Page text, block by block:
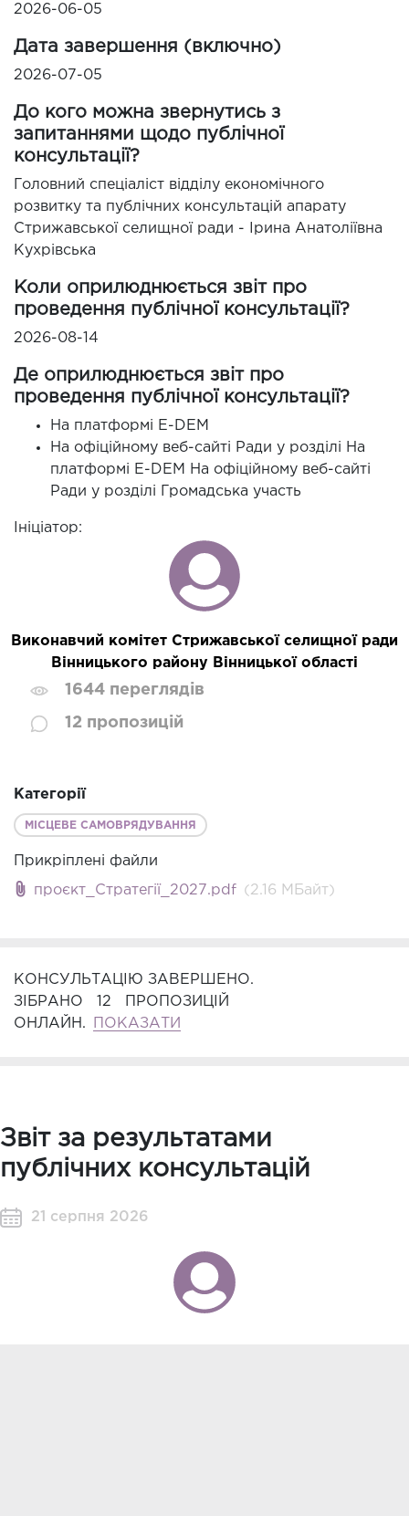
2026-06-05
Дата завершення (включно)
2026-07-05
До кого можна звернутись з
запитаннями щодо публічної
консультації?
Головний спеціаліст відділу економічного
розвитку та публічних консультацій апарату
Стрижавської селищної ради - Ірина Анатоліївна
Кухрівська
Коли оприлюднюється звіт про
проведення публічної консультації?
2026-08-14
Де оприлюднюється звіт про
проведення публічної консультації?
На платформі E-DEM
На офіційному веб-сайті Ради у розділі На
платформі E-DEM На офіційному веб-сайті
Ради у розділі Громадська участь
Ініціатор:
Виконавчий комітет Стрижавської селищної ради
Вінницького району Вінницької області
1644 переглядів
12 пропозицій
Категорії
МІСЦЕВЕ САМОВРЯДУВАННЯ
Прикріплені файли
проєкт_Стратегії_2027.pdf (2.16 MБайт)
КОНСУЛЬТАЦІЮ ЗАВЕРШЕНО.
ЗІБРАНО
12
ПРОПОЗИЦІЙ
ОНЛАЙН.
ПОКАЗАТИ
Звіт за результатами
публічних консультацій
21 серпня 2026